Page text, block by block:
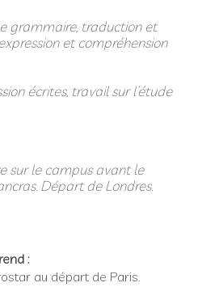
grammaire, traduction et
et compréhension
écrites, travail sur l’étude
sur le campus avant le
Départ de Londres.
:
au départ de Paris.